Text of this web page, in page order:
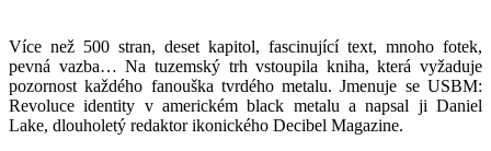
Více než 500 stran, deset kapitol, fascinující text, mnoho fotek,
pevná vazba… Na tuzemský trh vstoupila kniha, která vyžaduje
pozornost každého fanouška tvrdého metalu. Jmenuje se USBM:
Revoluce identity v americkém black metalu a napsal ji Daniel
Lake, dlouholetý redaktor ikonického Decibel Magazine.